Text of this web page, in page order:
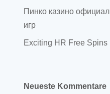
Пинко казино
игр
Exciting HR Free
Neueste Kommentare